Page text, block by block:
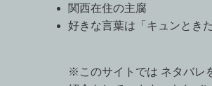
関西在住の主腐
好きな言葉は「キュンときた
※このサイトでは ネタバレ